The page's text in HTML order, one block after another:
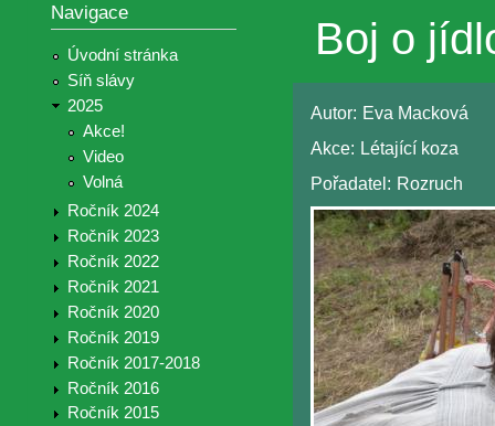
Navigace
Úvodní stránka
Síň slávy
2025
Akce!
Video
Volná
Ročník 2024
Ročník 2023
Ročník 2022
Ročník 2021
Ročník 2020
Ročník 2019
Ročník 2017-2018
Ročník 2016
Ročník 2015
Boj o
Autor: Eva Macková
Akce: Létající koza
Pořadatel: Rozruch